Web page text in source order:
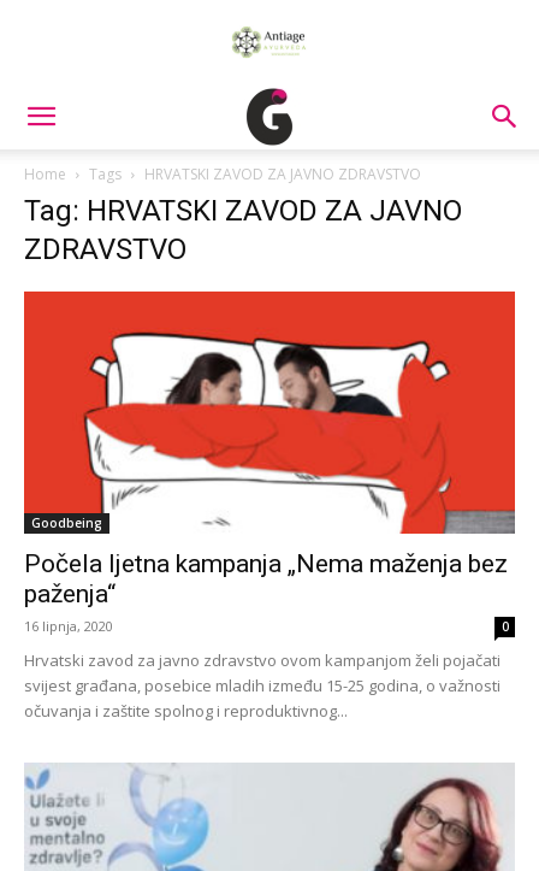
Home Tags HRVATSKI ZAVOD ZA JAVNO ZDRAVSTVO
Tag: HRVATSKI ZAVOD ZA JAVNO
ZDRAVSTVO
Goodbeing
Počela ljetna kampanja „Nema maženja bez
paženja“
16 lipnja, 2020 0
Hrvatski zavod za javno zdravstvo ovom kampanjom želi pojačati
svijest građana, posebice mladih između 15-25 godina, o važnosti
očuvanja i zaštite spolnog i reproduktivnog...